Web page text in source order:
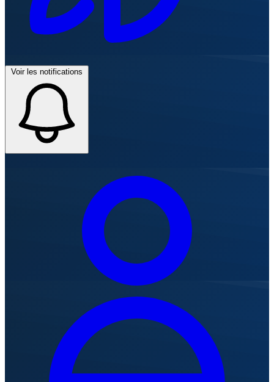
Voir les notifications